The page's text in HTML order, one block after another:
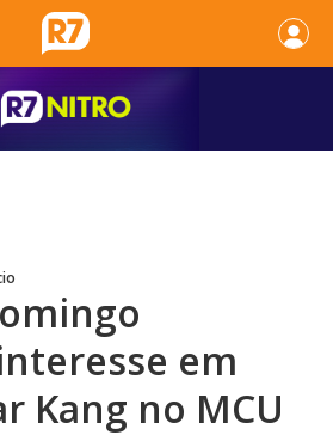
em
Kang no MCU